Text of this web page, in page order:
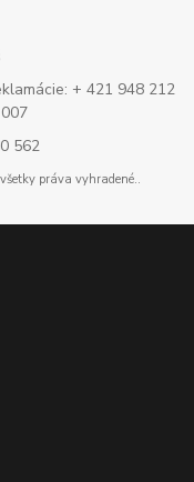
+ 421 948 212
562
práva vyhradené..